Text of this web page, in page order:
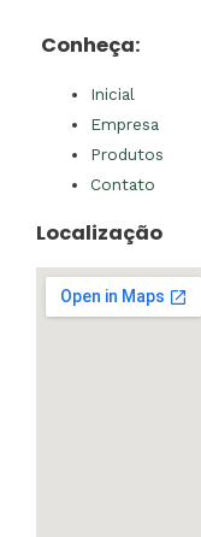
Conheça:
Inicial
Empresa
Produtos
Contato
Localização